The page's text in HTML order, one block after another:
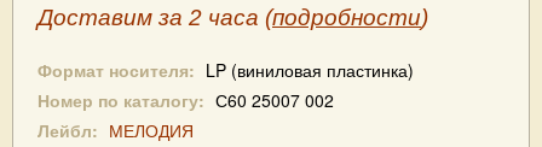
Доставим за 2 часа (подробности)
Формат носителя: LP (виниловая пластинка)
Номер по каталогу: С60 25007 002
Лейбл: МЕЛОДИЯ